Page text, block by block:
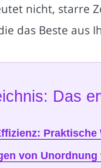
nicht, starre
das Beste aus
Das
von Unordnung